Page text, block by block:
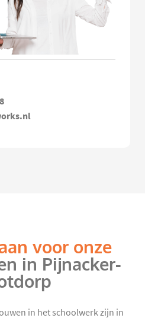
voor onze
in Pijnacker-
in het schoolwerk zijn in